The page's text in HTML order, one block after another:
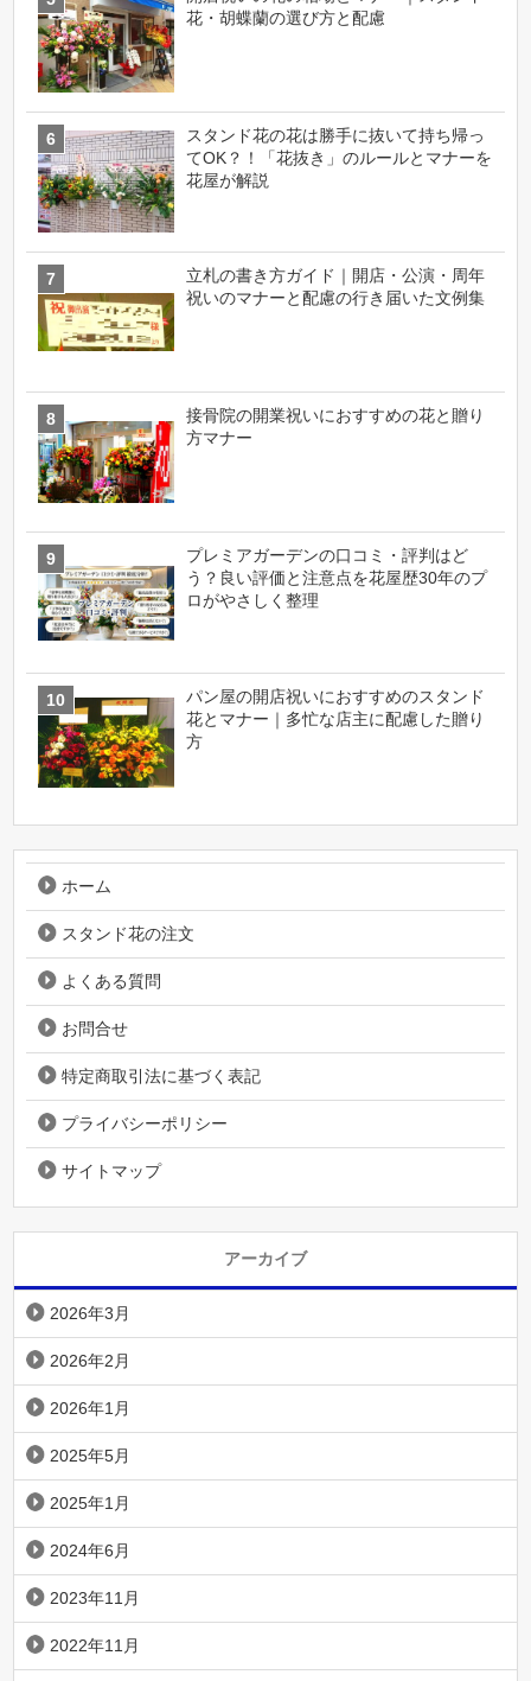
花・胡蝶蘭の選び方と配慮
スタンド花の花は勝手に抜いて持ち帰っ
てOK？！「花抜き」のルールとマナーを
花屋が解説
立札の書き方ガイド｜開店・公演・周年
祝いのマナーと配慮の行き届いた文例集
接骨院の開業祝いにおすすめの花と贈り
方マナー
プレミアガーデンの口コミ・評判はど
う？良い評価と注意点を花屋歴30年のプ
ロがやさしく整理
パン屋の開店祝いにおすすめのスタンド
花とマナー｜多忙な店主に配慮した贈り
方
ホーム
スタンド花の注文
よくある質問
お問合せ
特定商取引法に基づく表記
プライバシーポリシー
サイトマップ
アーカイブ
2026年3月
2026年2月
2026年1月
2025年5月
2025年1月
2024年6月
2023年11月
2022年11月